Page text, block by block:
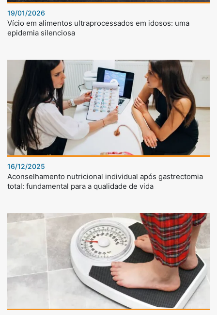
19/01/2026
Vício em alimentos ultraprocessados em idosos: uma
epidemia silenciosa
16/12/2025
Aconselhamento nutricional individual após gastrectomia
total: fundamental para a qualidade de vida